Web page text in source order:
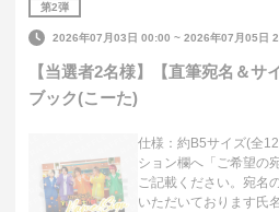
第2弾
2026年07月03日 00:00 ~2026年07月05日
【当選者2名様】【直筆宛名＆サ
ブック(こーた)
仕様：約B5サイズ(全
ション欄へ「ご希望の
ご記載ください。宛名
いただいております氏